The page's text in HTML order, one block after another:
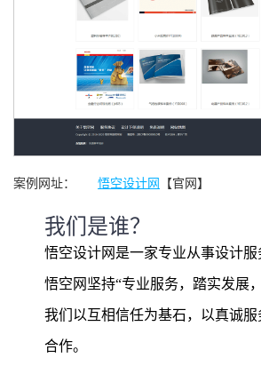
案例网址： 悟空设计网 【官网】
我们是谁？
悟空设计网是一家专业从事设计
悟空网坚持“专业服务，踏实发展
我们以互相信任为基石，以真诚
合作。